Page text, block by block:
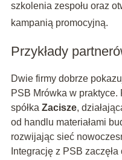
szkolenia zespołu oraz
kampanią promocyjną.
Przykłady
Dwie firmy dobrze
PSB Mrówka w
spółka Zacisze,
od handlu materiałami
rozwijając sieć
Integrację z PSB